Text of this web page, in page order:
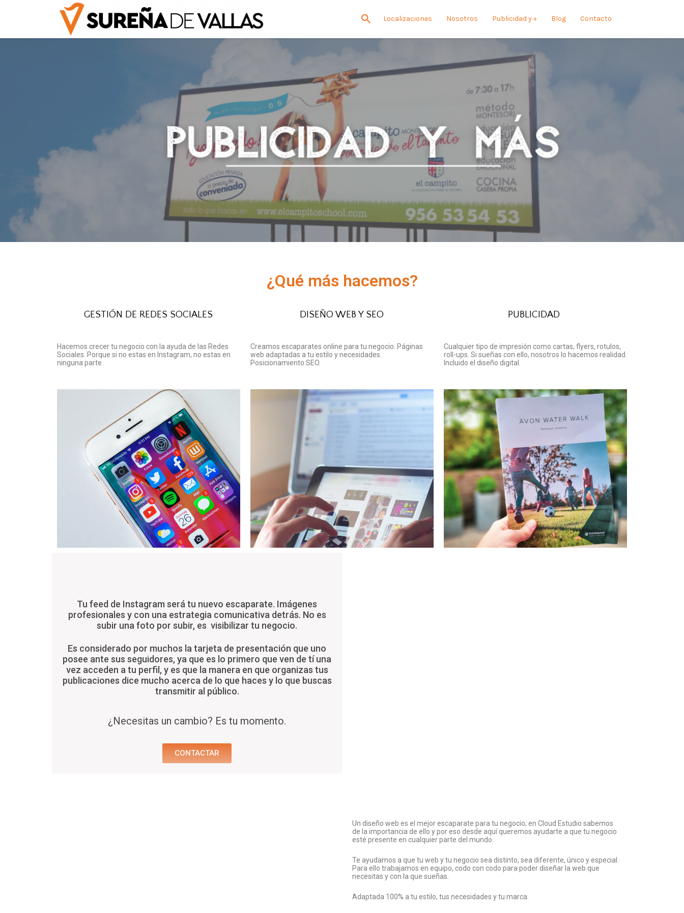
Localizaciones Nosotros Publicidad y + Blog Contacto
¿Qué más hacemos?
GESTIÓN DE REDES SOCIALES
Hacemos crecer tu negocio con la ayuda de las Redes
Sociales. Porque si no estas en Instagram, no estas en
ninguna parte.
DISEÑO WEB Y SEO
Creamos escaparates online para tu negocio. Páginas
web adaptadas a tu estilo y necesidades.
Posicionamiento SEO.
PUBLICIDAD
Cualquier tipo de impresión como cartas, flyers, rotulos,
roll-ups. Si sueñas con ello, nosotros lo hacemos realidad.
Incluido el diseño digital.
Tu feed de Instagram será tu nuevo escaparate. Imágenes
profesionales y con una estrategia comunicativa detrás. No es
subir una foto por subir, es visibilizar tu negocio.
Es considerado por muchos la tarjeta de presentación que uno
posee ante sus seguidores, ya que es lo primero que ven de tí una
vez acceden a tu perfil, y es que la manera en que organizas tus
publicaciones dice mucho acerca de lo que haces y lo que buscas
transmitir al público.
¿Necesitas un cambio? Es tu momento.
CONTACTAR
Un diseño web es el mejor escaparate para tu negocio; en Cloud Estudio sabemos
de la importancia de ello y por eso desde aquí queremos ayudarte a que tu negocio
esté presente en cualquier parte del mundo.
Te ayudamos a que tu web y tu negocio sea distinto, sea diferente, único y especial.
Para ello trabajamos en equipo, codo con codo para poder diseñar la web que
necesitas y con la que sueñas.
Adaptada 100% a tu estilo, tus necesidades y tu marca.